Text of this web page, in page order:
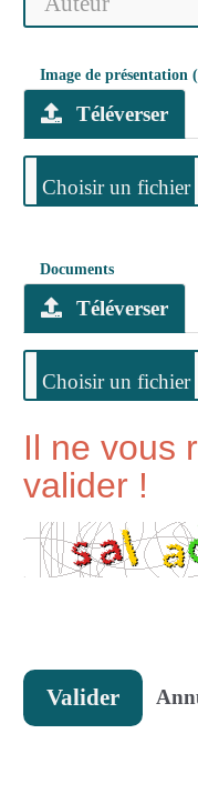
Image de présentation
Téléverser
Documents
Téléverser
Il ne vous
valider !
Valider